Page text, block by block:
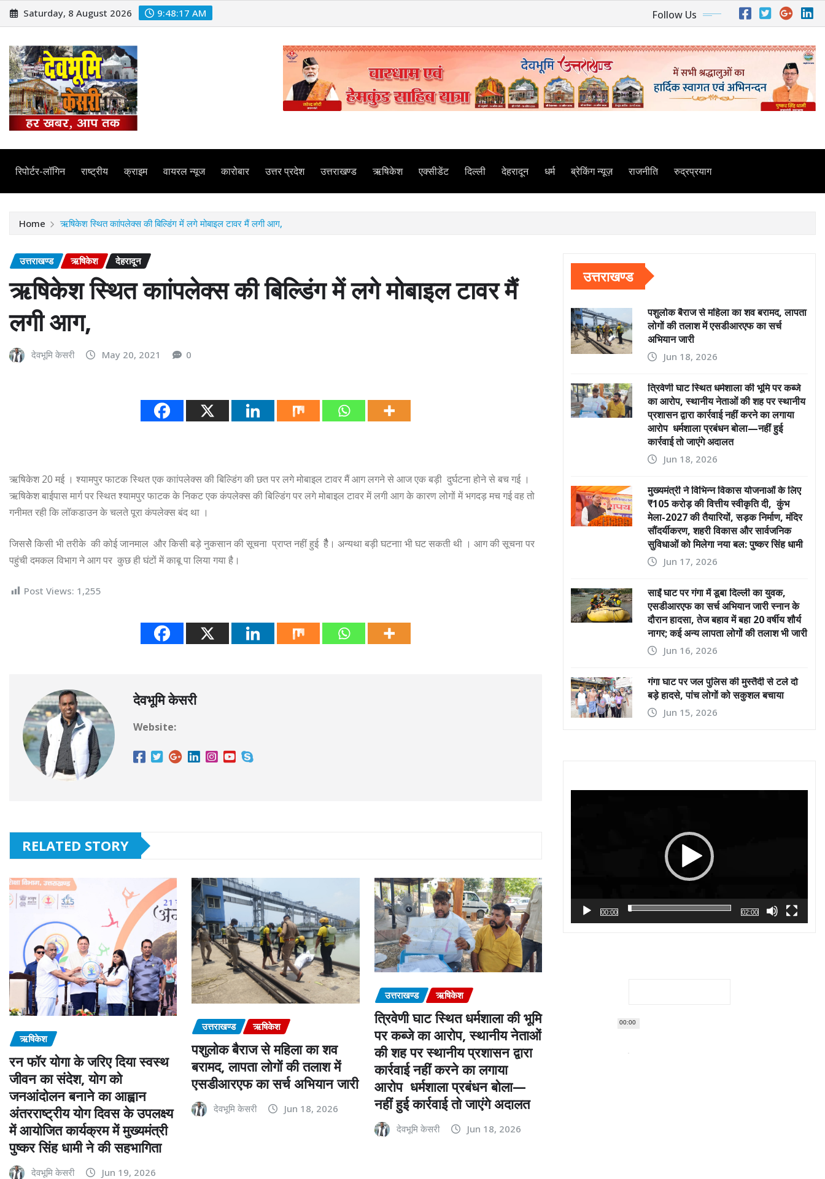
Skip
to
Saturday, 8 August 2026 9:48:19 AM Follow Us
रिपोर्टर-लॉगिन राष्ट्रीय क्राइम वायरल न्यूज कारोबार उत्तर प्रदेश उत्तराखण्ड ऋषिकेश एक्सीडेंट दिल्ली देहरादून धर्म ब्रेकिंग न्यूज़ राजनीति रुद्रप्रयाग
Home ऋषिकेश स्थित काांपलेक्स की बिल्डिंग में लगे मोबाइल टावर मैं लगी आग,
उत्तराखण्ड ऋषिकेश देहरादून
ऋषिकेश स्थित काांपलेक्स की बिल्डिंग में लगे मोबाइल टावर मैं
लगी आग,
देवभूमि केसरी May 20, 2021 0
ऋषिकेश 20 मई । श्यामपुर फाटक स्थित एक काांपलेक्स की बिल्डिंग की छत पर लगे मोबाइल टावर मैं आग लगने से आज एक बड़ी दुर्घटना होने से बच गई ।
ऋषिकेश बाईपास मार्ग पर स्थित श्यामपुर फाटक के निकट एक कंपलेक्स की बिल्डिंग पर लगे मोबाइल टावर में लगी आग के कारण लोगों में भगदड़ मच गई वह तो
गनीमत रही कि लॉकडाउन के चलते पूरा कंपलेक्स बंद था ।
जिससेेेे किसी भी तरीके की कोई जानमाल और किसी बड़े नुकसान की सूचना प्राप्त नहीं हुई हैैैैैैैै। अन्यथा बड़ी घटनाा भी घट सकती थी । आग की सूचना पर
पहुंची दमकल विभाग ने आग पर कुछ ही घंटों में काबू पा लिया गया है।
Post Views: 1,255
देवभूमि केसरी
Website:
RELATED STORY
ऋषिकेश
रन फॉर योगा के जरिए दिया स्वस्थ
जीवन का संदेश, योग को
जनआंदोलन बनाने का आह्वान
अंतरराष्ट्रीय योग दिवस के उपलक्ष्य
में आयोजित कार्यक्रम में मुख्यमंत्री
पुष्कर सिंह धामी ने की सहभागिता
देवभूमि केसरी Jun 19, 2026
उत्तराखण्ड ऋषिकेश
पशुलोक बैराज से महिला का शव
बरामद, लापता लोगों की तलाश में
एसडीआरएफ का सर्च अभियान जारी
देवभूमि केसरी Jun 18, 2026
उत्तराखण्ड ऋषिकेश
त्रिवेणी घाट स्थित धर्मशाला की भूमि
पर कब्जे का आरोप, स्थानीय नेताओं
की शह पर स्थानीय प्रशासन द्वारा
कार्रवाई नहीं करने का लगाया
आरोप धर्मशाला प्रबंधन बोला—
नहीं हुई कार्रवाई तो जाएंगे अदालत
देवभूमि केसरी Jun 18, 2026
उत्तराखण्ड
पशुलोक बैराज से महिला का शव बरामद, लापता
लोगों की तलाश में एसडीआरएफ का सर्च
अभियान जारी
Jun 18, 2026
त्रिवेणी घाट स्थित धर्मशाला की भूमि पर कब्जे
का आरोप, स्थानीय नेताओं की शह पर स्थानीय
प्रशासन द्वारा कार्रवाई नहीं करने का लगाया
आरोप धर्मशाला प्रबंधन बोला—नहीं हुई
कार्रवाई तो जाएंगे अदालत
Jun 18, 2026
मुख्यमंत्री ने विभिन्न विकास योजनाओं के लिए
₹105 करोड़ की वित्तीय स्वीकृति दी, कुंभ
मेला-2027 की तैयारियों, सड़क निर्माण, मंदिर
सौंदर्यीकरण, शहरी विकास और सार्वजनिक
सुविधाओं को मिलेगा नया बल: पुष्कर सिंह धामी
Jun 17, 2026
साईं घाट पर गंगा में डूबा दिल्ली का युवक,
एसडीआरएफ का सर्च अभियान जारी स्नान के
दौरान हादसा, तेज बहाव में बहा 20 वर्षीय शौर्य
नागर; कई अन्य लापता लोगों की तलाश भी जारी
Jun 16, 2026
गंगा घाट पर जल पुलिस की मुस्तैदी से टले दो
बड़े हादसे, पांच लोगों को सकुशल बचाया
Jun 15, 2026
00:00
00:00
02:00